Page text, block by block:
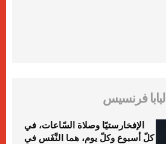
البابا فرنسيس
الإفخارستيّا وصلاة السّاعات، في
كلّ أسبوع وكلّ يوم، هما النَّفَس في